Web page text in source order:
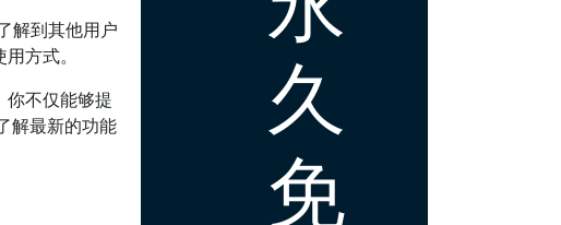
解到其他用户
方式。
不仅能够提
解最新的功能
久
免